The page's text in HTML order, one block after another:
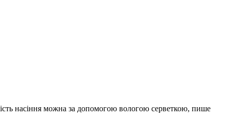
насіння можна за допомогою вологою серветкою, пише